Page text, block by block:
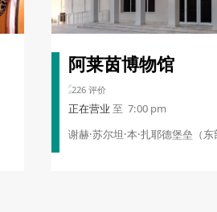
阿莱茵博物馆
226 评价
正在营业 至 7:00 pm
谢赫·苏尔坦·本·扎耶德堡垒（